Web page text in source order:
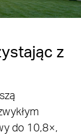
z
do 10,8×,